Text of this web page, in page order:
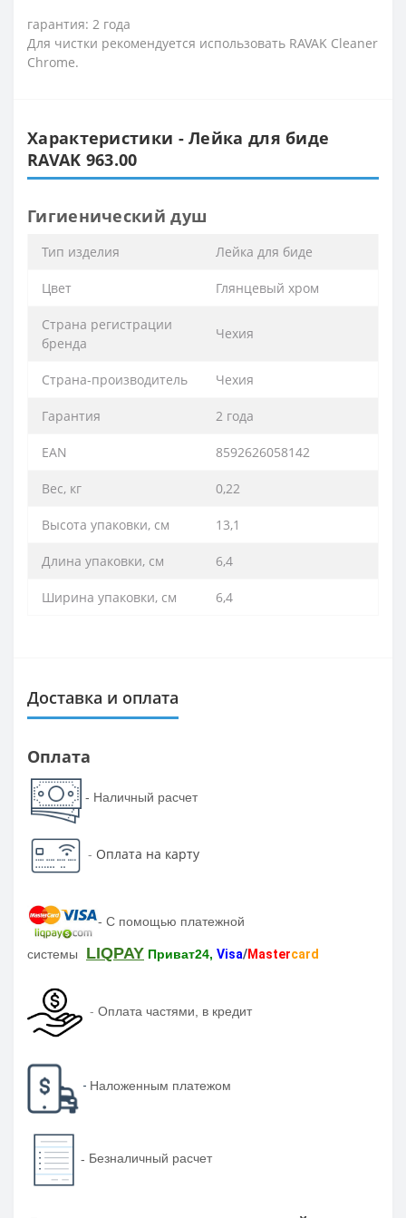
гарантия: 2 года
Для чистки рекомендуется использовать RAVAK Cleaner
Chrome.
Характеристики - Лейка для биде
RAVAK 963.00
Гигиенический душ
Тип изделия Лейка для биде
Цвет Глянцевый хром
Страна регистрации
бренда
Чехия
Страна-производитель Чехия
Гарантия 2 года
EAN 8592626058142
Вес, кг 0,22
Высота упаковки, см 13,1
Длина упаковки, см 6,4
Ширина упаковки, см 6,4
Доставка и оплата
Оплата
- Наличный расчет
- Оплата на карту
- С помощью платежной
системы LIQPAY Приват24, Visa/Mastercard
- Оплата частями, в кредит
- Наложенным платежом
- Безналичный расчет